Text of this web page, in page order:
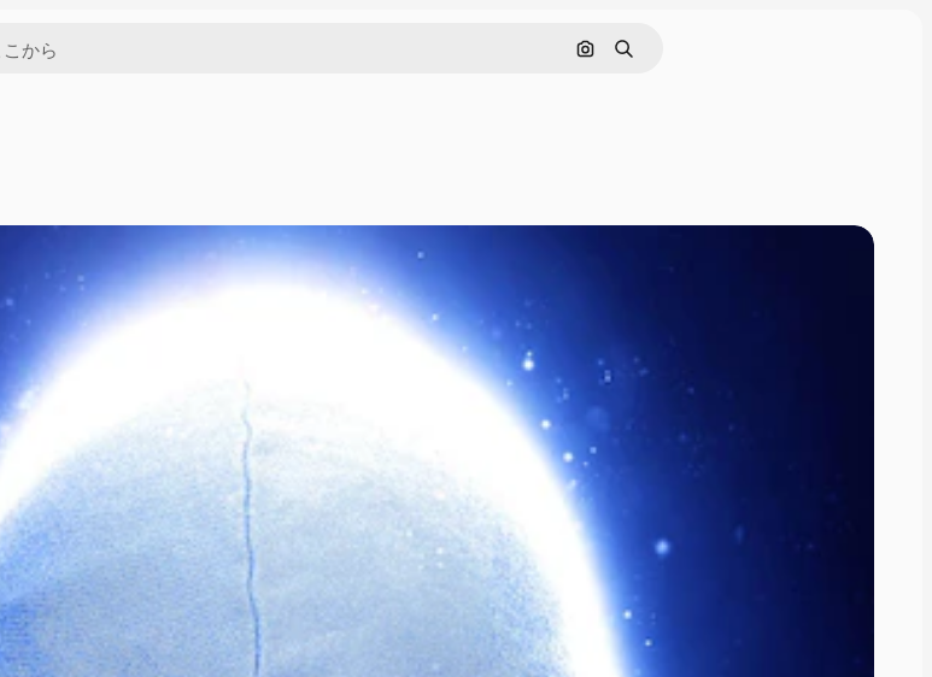
画像で検索
検索